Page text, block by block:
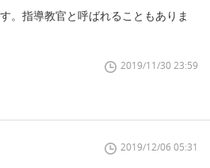
。指導教官と呼ばれることもありま
2019/11/30 23:59
2019/12/06 05:31